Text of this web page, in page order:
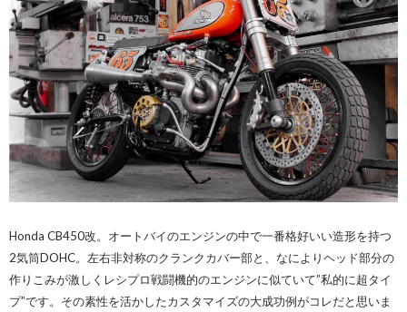
Honda CB450改。オートバイのエンジンの中で一番格好いい造形を持つ
2気筒DOHC。左右非対称のクランクカバー部と、なによりヘッド部分の
作りこみが激しくレシプロ戦闘機的のエンジンに似ていて”私的に超タイ
プ”です。その素性を活かしたカスタマイズの大成功例がコレだと思いま